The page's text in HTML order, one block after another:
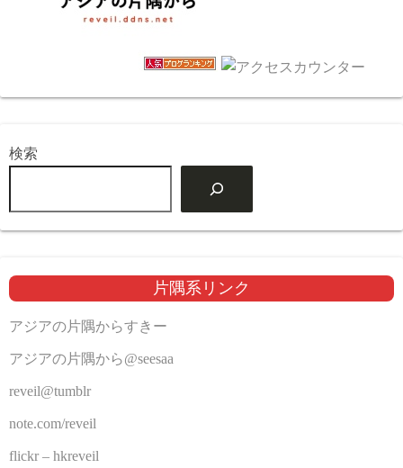
検索
片隅系リンク
アジアの片隅からすきー
アジアの片隅から@seesaa
reveil@tumblr
note.com/reveil
flickr – hkreveil